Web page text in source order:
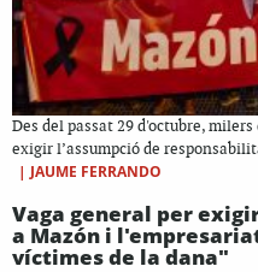
Des del passat 29 d'octubre,
exigir l’assumpció de
| JAUME FERRANDO
Vaga general per
a Mazón i
víctimes de la dana"